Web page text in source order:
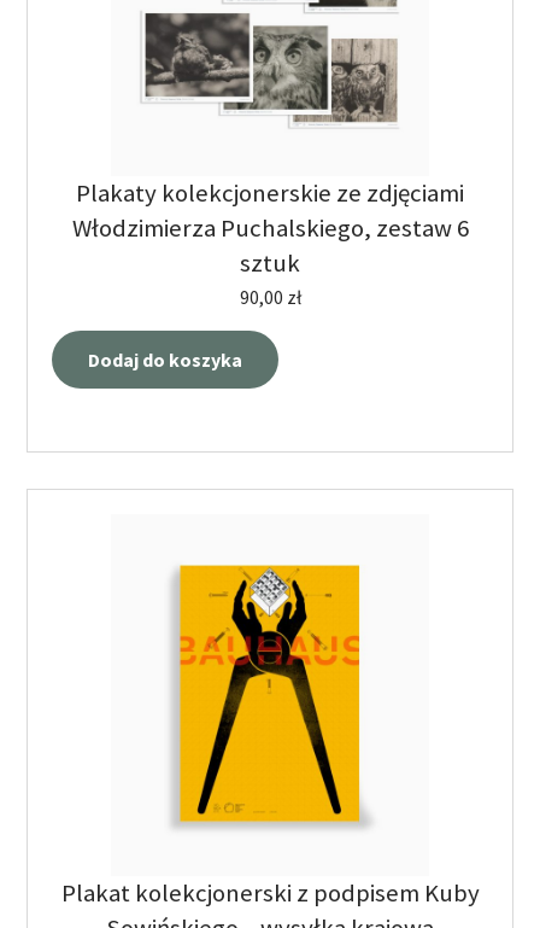
Plakaty kolekcjonerskie ze zdjęciami
Włodzimierza Puchalskiego, zestaw 6
sztuk
90,00 zł
Dodaj do koszyka
Plakat kolekcjonerski z podpisem Kuby